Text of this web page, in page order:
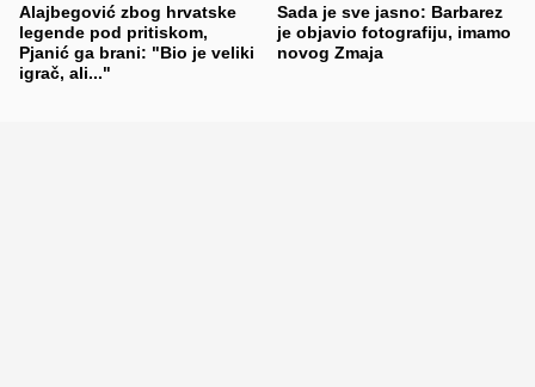
Alajbegović zbog hrvatske
legende pod pritiskom,
Pjanić ga brani: "Bio je veliki
igrač, ali..."
Sada je sve jasno: Barbarez
je objavio fotografiju, imamo
novog Zmaja